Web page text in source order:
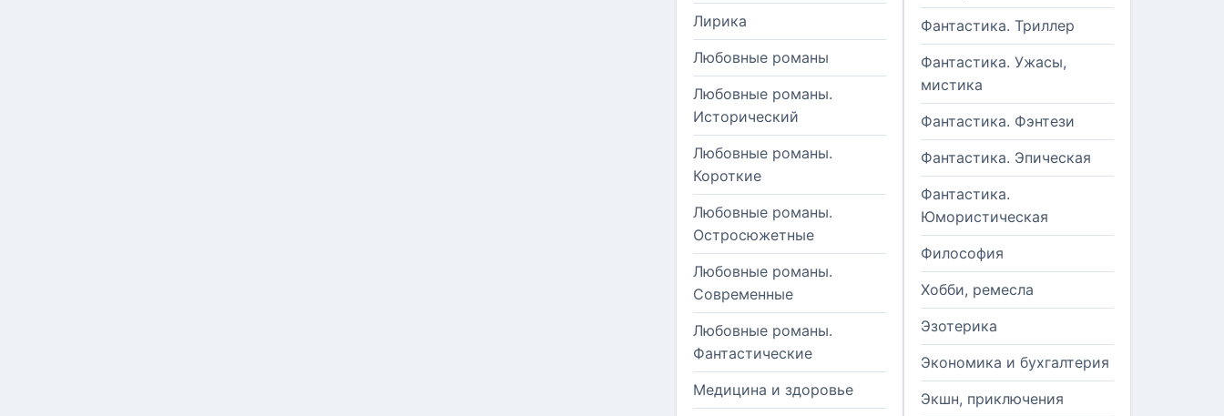
Лирика
Любовные романы
Любовные романы.
Исторический
Любовные романы.
Короткие
Любовные романы.
Остросюжетные
Любовные романы.
Современные
Любовные романы.
Фантастические
Медицина и здоровье
Фантастика. Триллер
Фантастика. Ужасы,
мистика
Фантастика. Фэнтези
Фантастика. Эпическая
Фантастика.
Юмористическая
Философия
Хобби, ремесла
Эзотерика
Экономика и бухгалтерия
Экшн, приключения